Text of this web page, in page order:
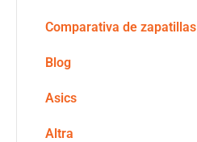
Comparativa de zapatillas
Blog
Asics
Altra